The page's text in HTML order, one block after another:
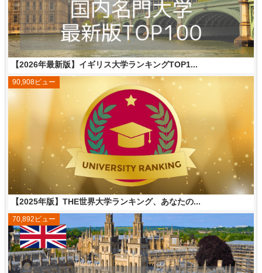
【2026年最新版】イギリス大学ランキングTOP1...
【2025年版】THE世界大学ランキング、あなたの...
90,908ビュー
70,892ビュー